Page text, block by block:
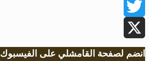
Facebook
Twitter
X
انضم لصفحة القامشلي على الفيسبوك